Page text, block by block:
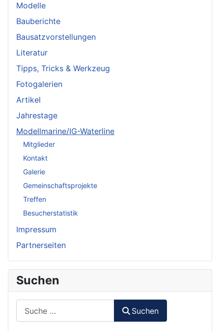
Modelle
Bauberichte
Bausatzvorstellungen
Literatur
Tipps, Tricks & Werkzeug
Fotogalerien
Artikel
Jahrestage
Modellmarine/IG-Waterline
Mitglieder
Kontakt
Galerie
Gemeinschaftsprojekte
Treffen
Besucherstatistik
Impressum
Partnerseiten
Suchen
Suchen